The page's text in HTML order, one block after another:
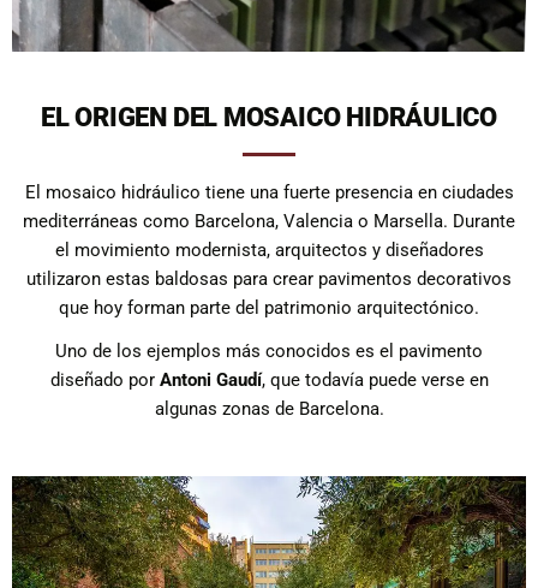
EL ORIGEN DEL MOSAICO HIDRÁULICO
El mosaico hidráulico tiene una fuerte presencia en ciudades
mediterráneas como Barcelona, Valencia o Marsella. Durante
el movimiento modernista, arquitectos y diseñadores
utilizaron estas baldosas para crear pavimentos decorativos
que hoy forman parte del patrimonio arquitectónico.
Uno de los ejemplos más conocidos es el pavimento
diseñado por Antoni Gaudí, que todavía puede verse en
algunas zonas de Barcelona.